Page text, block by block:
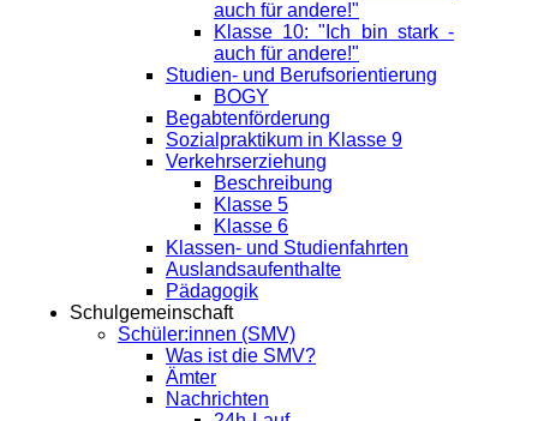
auch für andere!"
Klasse 10: "Ich bin stark -
auch für andere!"
Studien- und Berufsorientierung
BOGY
Begabtenförderung
Sozialpraktikum in Klasse 9
Verkehrserziehung
Beschreibung
Klasse 5
Klasse 6
Klassen- und Studienfahrten
Auslandsaufenthalte
Pädagogik
Schulgemeinschaft
Schüler:innen (SMV)
Was ist die SMV?
Ämter
Nachrichten